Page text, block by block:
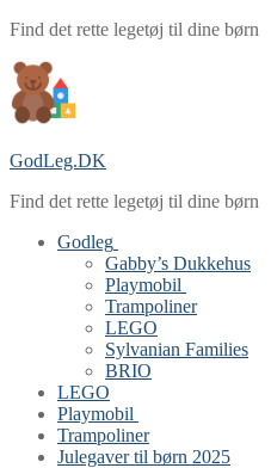
Spring
indhold
Menu
Luk
Find det rette legetøj til dine børn
GodLeg.DK
Find det rette legetøj til dine børn
Godleg
Gabby’s Dukkehus
Playmobil
Trampoliner
LEGO
Sylvanian Families
BRIO
LEGO
Playmobil
Trampoliner
Julegaver til børn 2025